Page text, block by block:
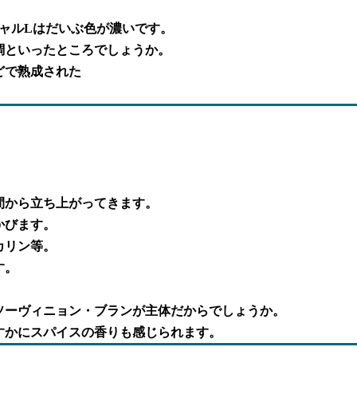
ルLはだいぶ色が濃いです。
いったところでしょうか。
で熟成された
ら立ち上がってきます。
ます。
ン等。
ヴィニョン・ブランが主体だからでしょうか。
にスパイスの香りも感じられます。